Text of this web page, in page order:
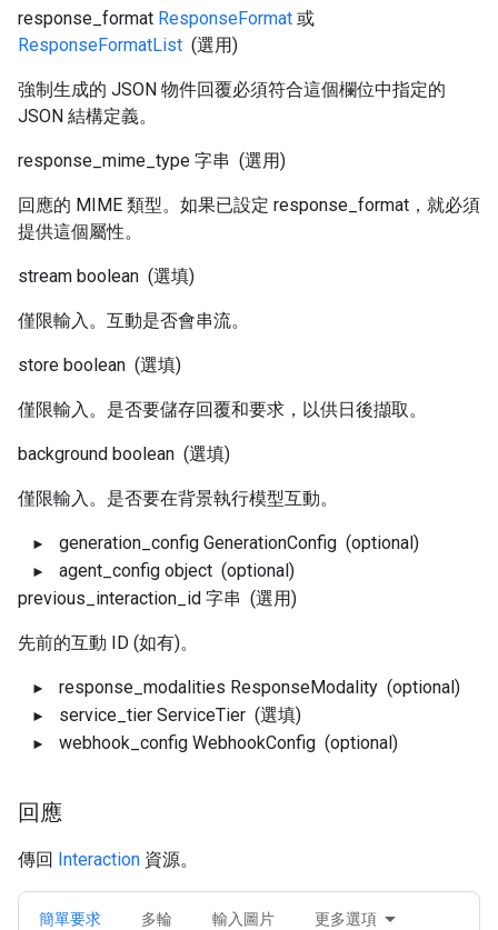
response_format ResponseFormat 或
ResponseFormatList (選用)
強制生成的 JSON 物件回覆必須符合這個欄位中指定的
JSON 結構定義。
response_mime_type 字串 (選用)
回應的 MIME 類型。如果已設定 response_format，就必須
提供這個屬性。
stream boolean (選填)
僅限輸入。互動是否會串流。
store boolean (選填)
僅限輸入。是否要儲存回覆和要求，以供日後擷取。
background boolean (選填)
僅限輸入。是否要在背景執行模型互動。
generation_config GenerationConfig (optional)
agent_config object (optional)
previous_interaction_id 字串 (選用)
先前的互動 ID (如有)。
response_modalities ResponseModality (optional)
service_tier ServiceTier (選填)
webhook_config WebhookConfig (optional)
回應
傳回 Interaction 資源。
簡單要求 多輪 輸入圖片 更多選項